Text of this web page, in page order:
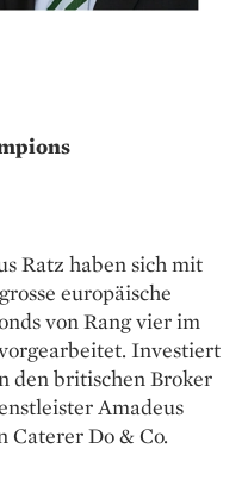
Ratz haben sich mit
europäische
von Rang vier im
Investiert
den britischen Broker
Amadeus
Caterer Do & Co.